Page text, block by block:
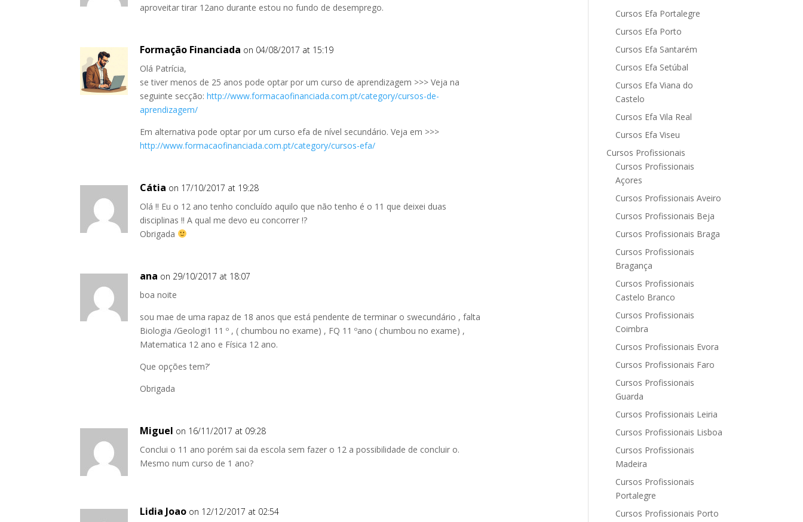
aproveitar tirar 12ano durante estou no fundo de desemprego.
Formação Financiada on 04/08/2017 at 15:19
Olá Patrícia,
se tiver menos de 25 anos pode optar por um curso de aprendizagem >>> Veja na
seguinte secção:http://www.formacaofinanciada.com.pt/category/cursos-de-
aprendizagem/
Em alternativa pode optar por um curso efa de nível secundário. Veja em >>>
http://www.formacaofinanciada.com.pt/category/cursos-efa/
Cátia on 17/10/2017 at 19:28
Olá !! Eu o 12 ano tenho concluído aquilo que não tenho é o 11 que deixei duas
disciplinas !! A qual me devo eu concorrer !?
Obrigada
ana on 29/10/2017 at 18:07
boa noite
sou mae de uma rapaz de 18 anos que está pendente de terminar o swecundário , falta
Biologia /Geologi1 11 º , ( chumbou no exame) , FQ 11 ºano ( chumbou no exame) ,
Matematica 12 ano e Física 12 ano.
Que opções tem?’
Obrigada
Miguel on 16/11/2017 at 09:28
Conclui o 11 ano porém sai da escola sem fazer o 12 a possibilidade de concluir o.
Mesmo num curso de 1 ano?
Lidia Joao on 12/12/2017 at 02:54
Cursos Efa Portalegre
Cursos Efa Porto
Cursos Efa Santarém
Cursos Efa Setúbal
Cursos Efa Viana do
Castelo
Cursos Efa Vila Real
Cursos Efa Viseu
Cursos Profissionais
Cursos Profissionais
Açores
Cursos Profissionais Aveiro
Cursos Profissionais Beja
Cursos Profissionais Braga
Cursos Profissionais
Bragança
Cursos Profissionais
Castelo Branco
Cursos Profissionais
Coimbra
Cursos Profissionais Evora
Cursos Profissionais Faro
Cursos Profissionais
Guarda
Cursos Profissionais Leiria
Cursos Profissionais Lisboa
Cursos Profissionais
Madeira
Cursos Profissionais
Portalegre
Cursos Profissionais Porto